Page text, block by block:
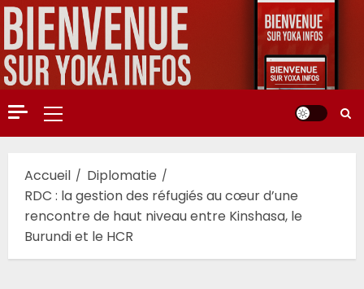
Aller
au
contenu
Menu
principal
Accueil
Diplomatie
RDC : la gestion des réfugiés au cœur d’une
rencontre de haut niveau entre Kinshasa, le
Burundi et le HCR